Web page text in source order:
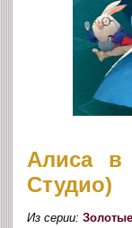
Алиса в
Студио)
Из серии: